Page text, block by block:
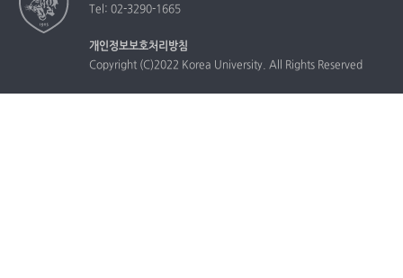
Tel: 02-3290-1665
개인정보보호처리방침
Copyright (C)2022 Korea University. All Rights Reserved